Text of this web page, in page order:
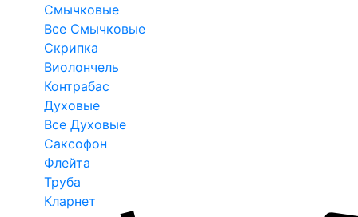
Смычковые
Все Смычковые
Скрипка
Виолончель
Контрабас
Духовые
Все Духовые
Саксофон
Флейта
Труба
Кларнет